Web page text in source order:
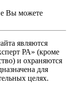
Вы можете
являются
РА» (кроме
и охраняются
для
целях.